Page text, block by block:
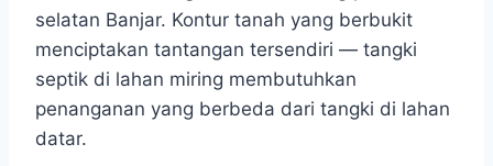
selatan Banjar. Kontur tanah yang berbukit
menciptakan tantangan tersendiri — tangki
septik di lahan miring membutuhkan
penanganan yang berbeda dari tangki di lahan
datar.